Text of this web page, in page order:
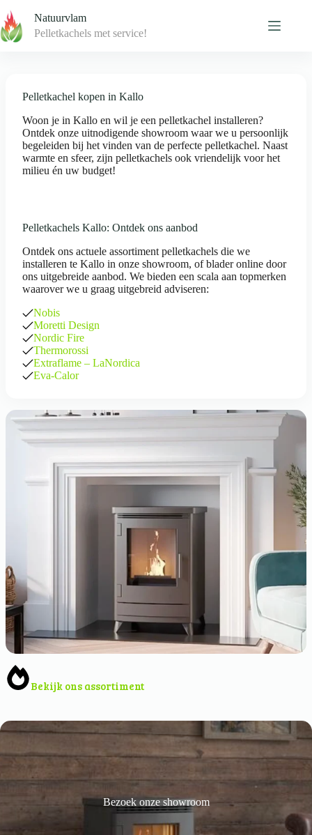
to
content
Natuurvlam
Pelletkachels met service!
Pelletkachel kopen in Kallo
Woon je in Kallo en wil je een pelletkachel installeren?
Ontdek onze uitnodigende showroom waar we u persoonlijk
begeleiden bij het vinden van de perfecte pelletkachel. Naast
warmte en sfeer, zijn pelletkachels ook vriendelijk voor het
milieu én uw budget!
Pelletkachels Kallo: Ontdek ons aanbod
Ontdek ons actuele assortiment pelletkachels die we
installeren te Kallo in onze showroom, of blader online door
ons uitgebreide aanbod. We bieden een scala aan topmerken
waarover we u graag uitgebreid adviseren:
Nobis
Moretti Design
Nordic Fire
Thermorossi
Extraflame – LaNordica
Eva-Calor
Bekijk ons assortiment
Bezoek onze showroom